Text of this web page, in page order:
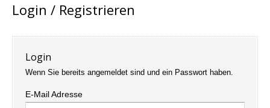
Login / Registrieren
Login
Wenn Sie bereits angemeldet sind und ein Passwort haben.
E-Mail Adresse